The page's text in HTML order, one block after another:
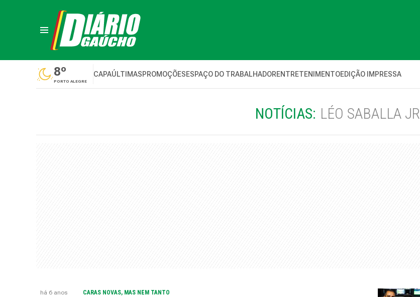
8º
PORTO ALEGRE
CAPAÚLTIMASPROMOÇÕESESPAÇO DO TRABALHADORENTRETENIMENTOEDIÇÃO IMPRESSA
NOTÍCIAS: LÉO SABALLA JR
há 6 anos CARAS NOVAS, MAS NEM TANTO